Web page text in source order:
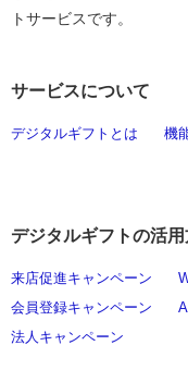
2021/09/16
2021/09/15
2021/08/25
2021/08/11
トサービスです。
デジタルギフトとは 機
デジタルギフトの活
来店促進キャンペーン
会員登録キャンペーン
法人キャンペーン